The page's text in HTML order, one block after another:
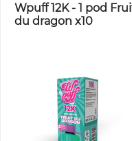
Wpuff 12K - 1 pod
du dragon x10